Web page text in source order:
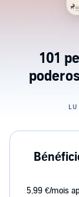
101
5,99 €/mois